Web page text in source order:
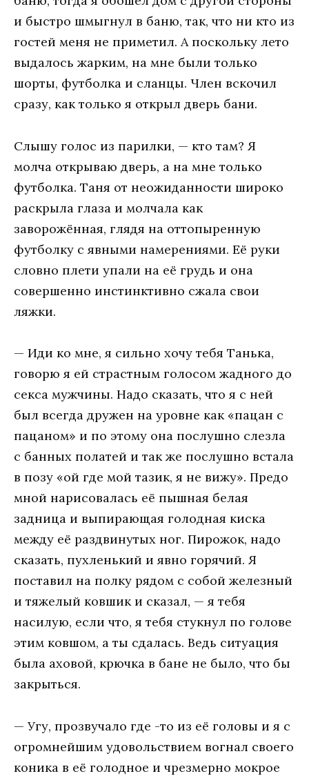
и быстро шмыгнул в баню, так, что ни кто из
гостей меня не приметил. А поскольку лето
выдалось жарким, на мне были только
шорты, футболка и сланцы. Член вскочил
сразу, как только я открыл дверь бани.
Слышу голос из парилки, — кто там? Я
молча открываю дверь, а на мне только
футболка. Таня от неожиданности широко
раскрыла глаза и молчала как
заворожённая, глядя на оттопыренную
футболку с явными намерениями. Её руки
словно плети упали на её грудь и она
совершенно инстинктивно сжала свои
ляжки.
— Иди ко мне, я сильно хочу тебя Танька,
говорю я ей страстным голосом жадного до
секса мужчины. Надо сказать, что я с ней
был всегда дружен на уровне как «пацан с
пацаном» и по этому она послушно слезла
с банных полатей и так же послушно встала
в позу «ой где мой тазик, я не вижу». Предо
мной нарисовалась её пышная белая
задница и выпирающая голодная киска
между её раздвинутых ног. Пирожок, надо
сказать, пухленький и явно горячий. Я
поставил на полку рядом с собой железный
и тяжелый ковшик и сказал, — я тебя
насилую, если что, я тебя стукнул по голове
этим ковшом, а ты сдалась. Ведь ситуация
была аховой, крючка в бане не было, что бы
закрыться.
— Угу, прозвучало где -то из её головы и я с
огромнейшим удовольствием вогнал своего
коника в её голодное и чрезмерно мокрое